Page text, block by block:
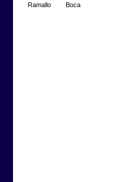
Ramallo Boca